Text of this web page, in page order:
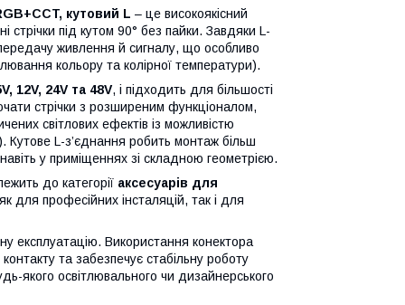
кутовий L – це високоякісний
стрічки під кутом 90° без пайки. Завдяки L-
передачу живлення й сигналу, що особливо
кольору та колірної температури).
12V, 24V та 48V, і підходить для більшості
стрічки з розширеним функціоналом,
світлових ефектів із можливістю
Кутове L-з’єднання робить монтаж більш
у приміщеннях зі складною геометрією.
до категорії аксесуарів для
для професійних інсталяцій, так і для
експлуатацію. Використання конектора
та забезпечує стабільну роботу
якого освітлювального чи дизайнерського